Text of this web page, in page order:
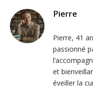
Pierre
Pierre, 41
passionné
et
éveiller la